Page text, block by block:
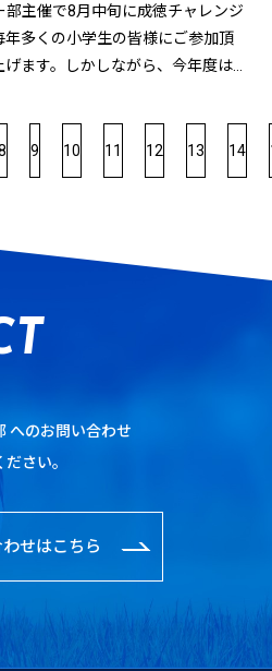
戦していた相手でしたから気合が
本当に毎日、監督・コーチ陣とミ
勝利し駒を進めることができまし
武蔵生越戦。結果は0-1で敗戦…悔
東大会でこの成績を超えようと
インターハイも中止になりまし
4、西武台0-1） その中でも印象に
ね。あの試合はチームのまとまり
ったような仲間を鼓舞するような
てきたんですよね。初めての公式
武南戦の週は、モチベーション
。ベンチワークも最高でしたね。
サッカー選手権予選が開催され
けど、応援がない、無観客。異例
主催で8月中旬に成徳チャレンジ
多くの小学生の皆様にご参加頂
ます。しかしながら、今年度は
、中止とさせていただきます。
後の大会になったかもしれません
腸の思いで決断いたしました。
ことを大切にして毎日過ごして
過ごし下さい。 成徳深谷高
Cup due to COVID-19
a lot of elementary school
decided
order to prevent the spreading of
decided because we want to
We hope you understand. We
Take care of
yourself. We are always with you.
9 10 11 12 13 14
へのお問い合わせ
さい。
せはこちら